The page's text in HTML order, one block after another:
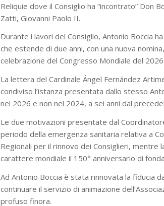
Reliquie dove il Consiglio ha “incontrato” Don
Zatti, Giovanni Paolo II.
Durante i lavori del Consiglio, Antonio Boccia
che estende di due anni, con una nuova
celebrazione del Congresso Mondiale del 2026.
La lettera del Cardinale Ángel Fernández
condiviso l’istanza presentata dallo stesso
nel 2026 e non nel 2024, a sei anni dal
Le due motivazioni presentate dal
periodo della emergenza sanitaria relativa a
Regionali per il rinnovo dei Consiglieri,
carattere mondiale il 150° anniversario di
Ad Antonio Boccia è stata rinnovata la fiducia
continuare il servizio di animazione
profuso finora.